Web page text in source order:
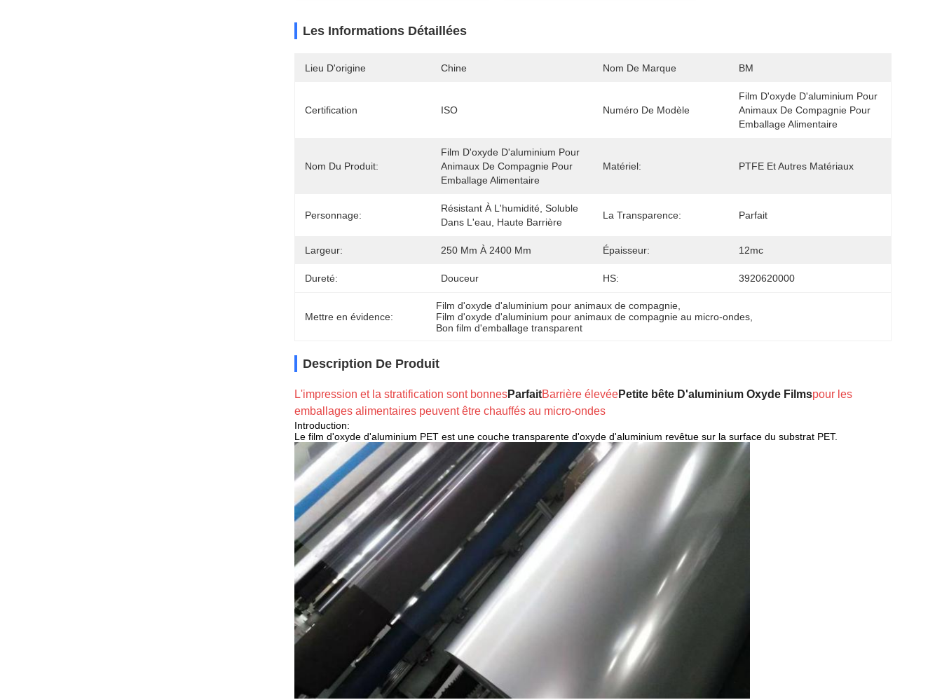
Les Informations Détaillées
Lieu D'origine Chine Nom De Marque BM
Certification ISO Numéro De Modèle
Film D'oxyde D'aluminium Pour
Animaux De Compagnie Pour
Emballage Alimentaire
Nom Du Produit:
Film D'oxyde D'aluminium Pour
Animaux De Compagnie Pour
Emballage Alimentaire
Matériel: PTFE Et Autres Matériaux
Personnage:
Résistant À L'humidité, Soluble
Dans L'eau, Haute Barrière
La Transparence: Parfait
Largeur: 250 Mm À 2400 Mm Épaisseur: 12mc
Dureté: Douceur HS: 3920620000
Mettre en évidence:
Film d'oxyde d'aluminium pour animaux de compagnie
Film d'oxyde d'aluminium pour animaux de compagnie au micro-ondes
Bon film d'emballage transparent
Description De Produit
L'impression et la stratification sont bonnesParfaitBarrière élevéePetite bête D'aluminium Oxyde Filmspour les
emballages alimentaires peuvent être chauffés au micro-ondes
Introduction:
Le film d'oxyde d'aluminium PET est une couche transparente d'oxyde d'aluminium revêtue sur la surface du substrat PET.